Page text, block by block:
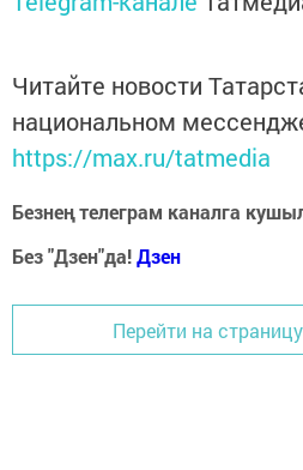
Читайте новости
национальном
https://max.ru/tatmedia
Безнең телеграм каналга
Без "Дзен"да!Дзен
Перейти на